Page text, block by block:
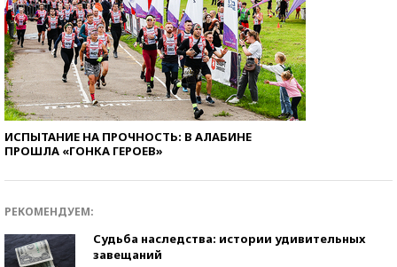
ИСПЫТАНИЕ НА ПРОЧНОСТЬ: В АЛАБИНЕ
ПРОШЛА «ГОНКА ГЕРОЕВ»
РЕКОМЕНДУЕМ:
Судьба наследства: истории удивительных
завещаний